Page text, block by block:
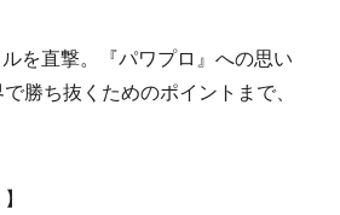
を直撃。『パワプロ』への思い
勝ち抜くためのポイントまで、